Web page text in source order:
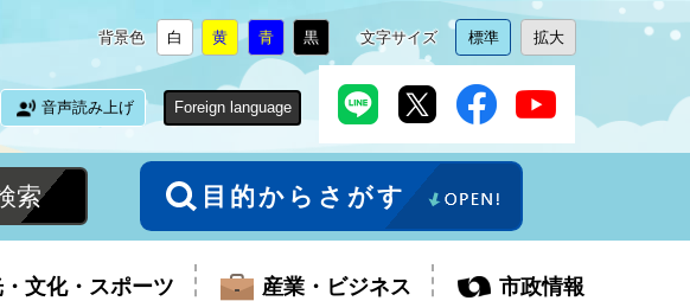
背景色
背
景
色
を
白
に
更
背
色
を
黄
に
更
背
色
を
青
に
更
背
景
黒
に
変
文字サイズ
文
字
サ
イ
を
標準
に
変
文
字
サ
イ
拡大
に
変
音声読み上げ
Foreign language
目的からさがす
文化・スポーツ 産業・ビジネス 市政情報